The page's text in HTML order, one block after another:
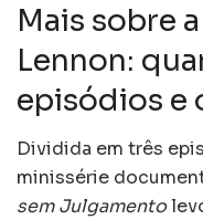
Mais sobre
Lennon:
episódios e
Dividida em três
minissérie
sem Julgamento